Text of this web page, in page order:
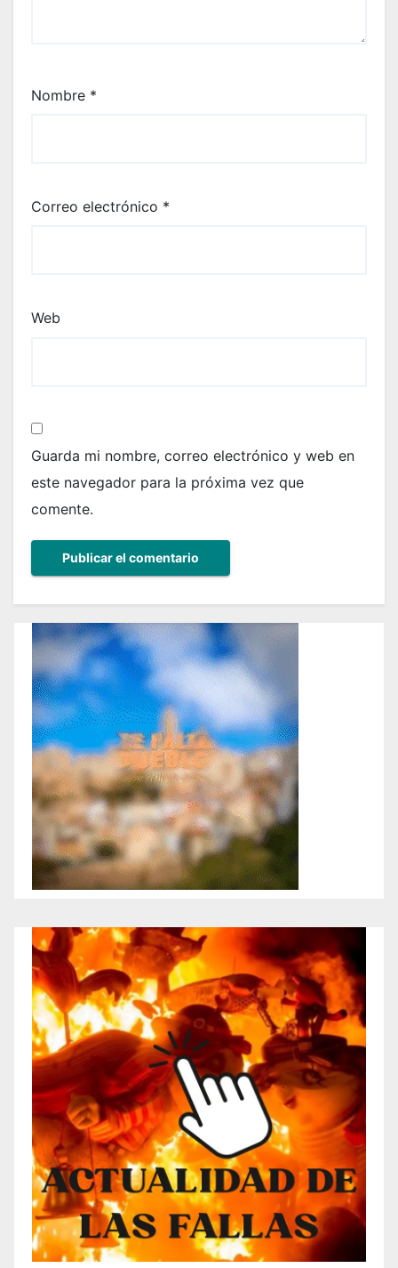
Nombre *
Correo electrónico *
Web
Guarda mi nombre, correo electrónico y web en
este navegador para la próxima vez que
comente.